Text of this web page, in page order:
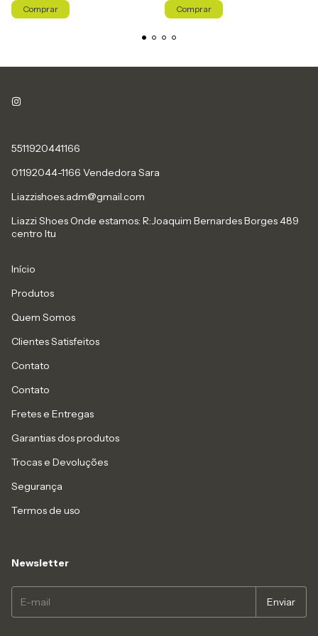
Comprar Comprar
5511920441166
01192044-1166 Vendedora Sara
Liazzishoes.adm@gmail.com
Liazzi Shoes Onde estamos: R:Joaquim Bernardes Borges 489
centro Itu
Início
Produtos
Quem Somos
Clientes Satisfeitos
Contato
Contato
Fretes e Entregas
Garantias dos produtos
Trocas e Devoluções
Segurança
Termos de uso
Newsletter